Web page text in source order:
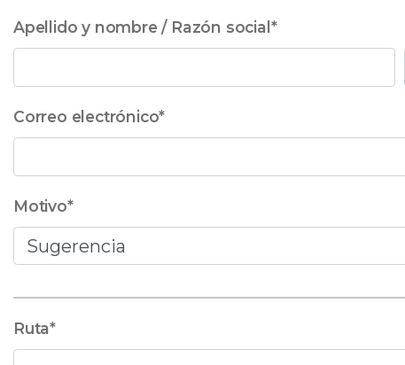
Apellido y nombre / Razón social *
Correo electrónico*
Motivo*
Ruta*